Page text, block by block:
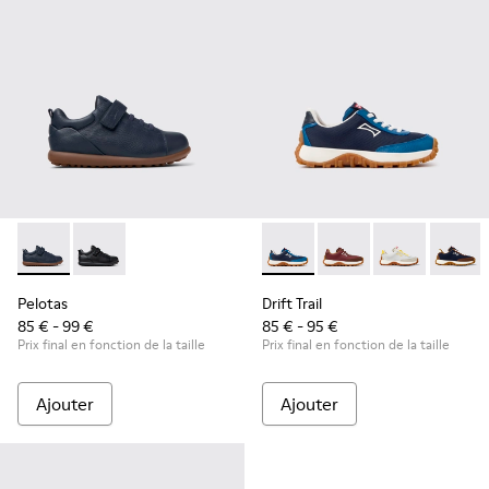
Pelotas - K800316-004 - Chaussures bleues en cuir et
Pelotas - K800316-003
Pelotas
85 € - 99 €
Prix final en fonction de la taille
Ajouter
Drift Trail - K800548-032 -
Drift Trail - K800548-
Drift Trail -
Drift
Drift Trail
85 € - 95 €
Prix final en fonction de la taille
Ajouter